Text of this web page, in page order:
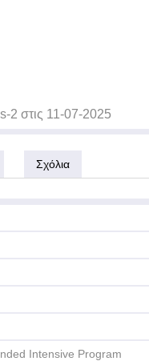
2 στις 11-07-2025
Σχόλια
Intensive Program